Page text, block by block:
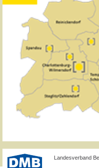
Landesverband